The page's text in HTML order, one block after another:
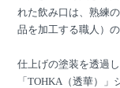
れた飲み口は、熟練
品を加工する職人）
仕上げの塗装を透過
「TOHKA（透華）